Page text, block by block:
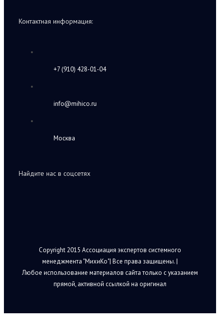
Контактная информация:
+7 (910) 428-01-04
info@mihico.ru
Москва
Найдите нас в соцсетях
Copyright 2015 Ассоциация экспертов системного
менеджмента "МихиКо"| Все права защищены. |
Любое использование материалов сайта только с указанием
прямой, активной ссылкой на оригинал